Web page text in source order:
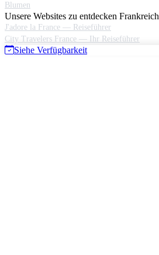
Blumen
Unsere Websites zu entdecken Frankreich
J'adore la France — Reiseführer
City Travelers France — Ihr Reiseführer
Siehe Verfügbarkeit